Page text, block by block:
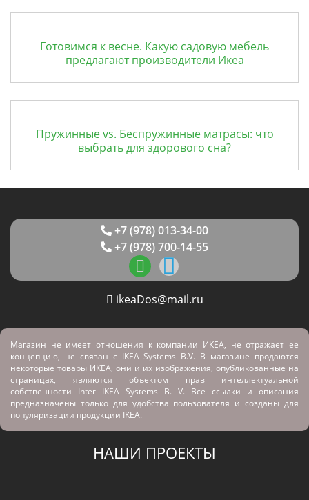
Готовимся к весне. Какую садовую мебель
предлагают производители Икеа
Пружинные vs. Беспружинные матрасы: что
выбрать для здорового сна?
+7 (978) 013-34-00
+7 (978) 700-14-55
ikeaDos@mail.ru
Магазин не имеет отношения к компании ИКЕА, не отражает ее
концепцию, не связан с IKEA Systems B.V. В магазине продаются
некоторые товары ИКЕА, они и их изображения, опубликованные на
страницах, являются объектом прав интеллектуальной
собственности Inter IKEA Systems B. V. Все ссылки и описания
предназначены только для удобства пользователя и созданы для
популяризации продукции IKEA.
НАШИ ПРОЕКТЫ